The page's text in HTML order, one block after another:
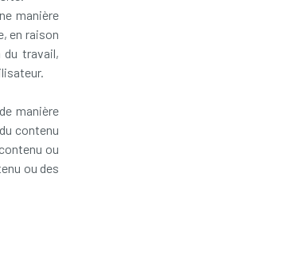
manière
en raison
travail,
manière
contenu
ou
ou des